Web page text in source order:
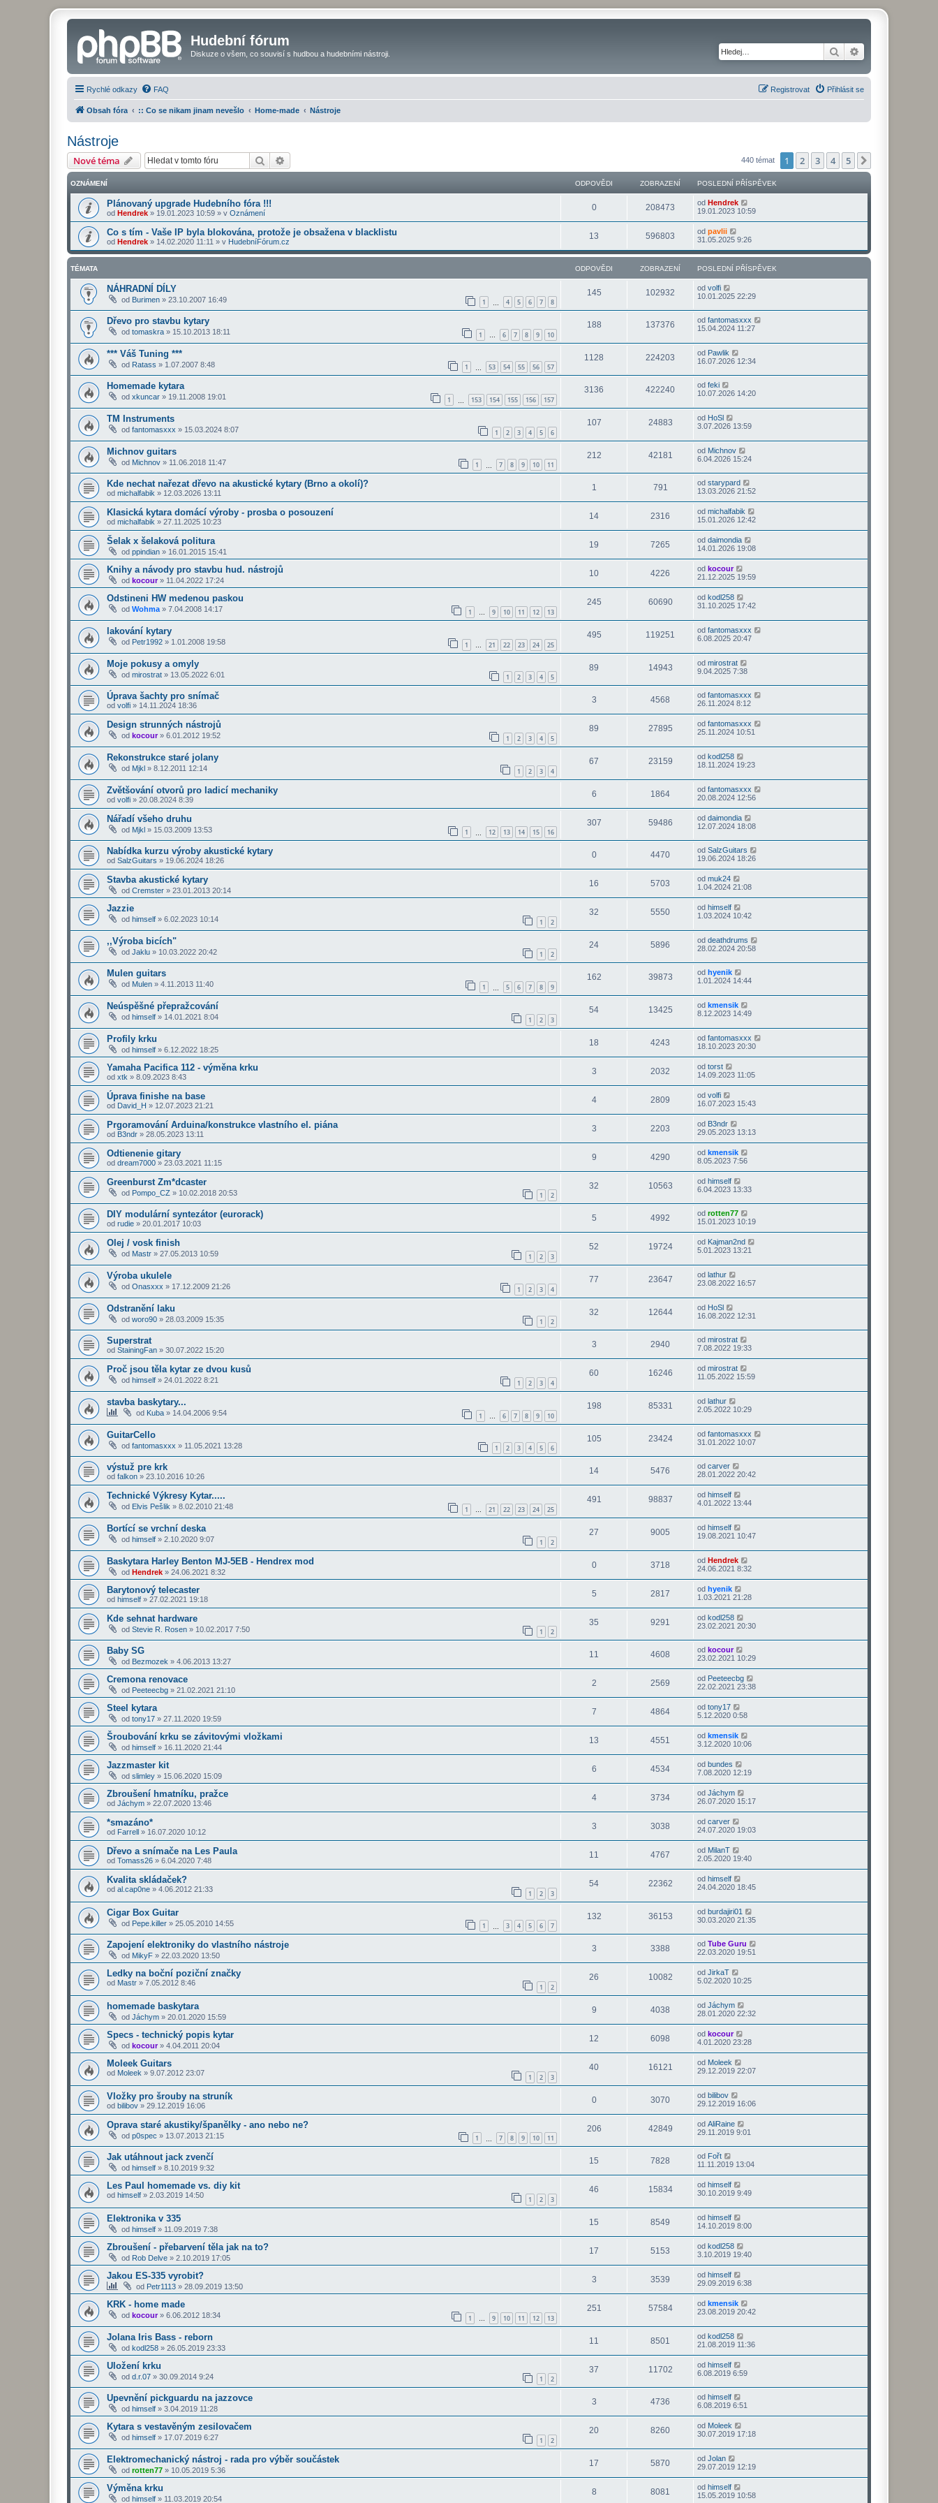
Hudební fórum
Diskuze o všem, co souvisí s hudbou a hudebními nástroji. Hledat
Rychlé odkazy FAQ Přihlásit se
Registrovat
Obsah fóra :: Co se nikam jinam nevešlo Home-made Nástroje
Nástroje
Nové téma Hledat 440 témat 1 2 3 4 5
OZNÁMENÍ ODPOVĚDI ZOBRAZENÍ POSLEDNÍ PŘÍSPĚVEK
Plánovaný upgrade Hudebního fóra !!!
od Hendrek » 19.01.2023 10:59 » v Oznámení
0 208473 od Hendrek
19.01.2023 10:59
Co s tím - Vaše IP byla blokována, protože je obsažena v blacklistu
od Hendrek » 14.02.2020 11:11 » v HudebníFórum.cz
13 596803 od pavlii
31.05.2025 9:26
TÉMATA ODPOVĚDI ZOBRAZENÍ POSLEDNÍ PŘÍSPĚVEK
NÁHRADNÍ DÍLY
od Burimen » 23.10.2007 16:49 1 4 5 6 7 8
145 102932 od volfi
10.01.2025 22:29
Dřevo pro stavbu kytary
od tomaskra » 15.10.2013 18:11 1 … 6 7 8 9 10
188 137376 od fantomasxxx
15.04.2024 11:27
*** Váš Tuning ***
od Ratass » 1.07.2007 8:48 1 53 54 55 56 57
1128 224203 od Pawlik
16.07.2026 12:34
Homemade kytara
od xkuncar » 19.11.2008 19:01 1 153 154 155 156 157
3136 422240 od feki
10.07.2026 14:20
TM Instruments
od fantomasxxx » 15.03.2024 8:07 1 2 3 4 5 6
107 24883 od HoSl
3.07.2026 13:59
Michnov guitars
od Michnov » 11.06.2018 11:47 1 7 8 9 10 11
212 42181 od Michnov
6.04.2026 15:24
Kde nechat nařezat dřevo na akustické kytary (Brno a okolí)?
od michalfabik » 12.03.2026 13:11
1 791 od starypard
13.03.2026 21:52
Klasická kytara domácí výroby - prosba o posouzení
od michalfabik » 27.11.2025 10:23
14 2316 od michalfabik
15.01.2026 12:42
Šelak x šelaková politura
od ppindian » 16.01.2015 15:41
19 7265 od daimondia
14.01.2026 19:08
Knihy a návody pro stavbu hud. nástrojů
od kocour» 11.04.2022 17:24
10 4226 od kocour
21.12.2025 19:59
Odstineni HW medenou paskou
od Wohma » 7.04.2008 14:17 1 … 9 10 11 12 13
245 60690 od kodl258
31.10.2025 17:42
lakování kytary
od Petr1992 » 1.01.2008 19:58 1 … 21 22 23 24 25
495 119251 od fantomasxxx
6.08.2025 20:47
Moje pokusy a omyly
od mirostrat » 13.05.2022 6:01 1 2 3 4 5
89 14943 od mirostrat
9.04.2025 7:38
Úprava šachty pro snímač
od volfi » 14.11.2024 18:36
3 4568 od fantomasxxx
26.11.2024 8:12
Design strunných nástrojů
od kocour» 6.01.2012 19:52 1 2 3 4 5
89 27895 od fantomasxxx
25.11.2024 10:51
Rekonstrukce staré jolany
od Mjkl » 8.12.2011 12:14 1 2 3 4
67 23159 od kodl258
18.11.2024 19:23
Zvětšování otvorů pro ladicí mechaniky
od volfi » 20.08.2024 8:39
6 1864 od fantomasxxx
20.08.2024 12:56
Nářadí všeho druhu
od Mjkl » 15.03.2009 13:53 1 12 13 14 15 16
307 59486 od daimondia
12.07.2024 18:08
Nabídka kurzu výroby akustické kytary
od SalzGuitars » 19.06.2024 18:26
0 4470 od SalzGuitars
19.06.2024 18:26
Stavba akustické kytary
od Cremster » 23.01.2013 20:14
16 5703 od muk24
1.04.2024 21:08
Jazzie
od himself » 6.02.2023 10:14 1 2
32 5550 od himself
1.03.2024 10:42
,,Výroba bicích"
od Jaklu » 10.03.2022 20:42 1 2
24 5896 od deathdrums
28.02.2024 20:58
Mulen guitars
od Mulen » 4.11.2013 11:40 1 5 6 7 8 9
162 39873 od hyenik
1.01.2024 14:44
Neúspěšné přepražcování
od himself » 14.01.2021 8:04 1 2 3
54 13425 od kmensik
8.12.2023 14:49
Profily krku
od himself » 6.12.2022 18:25
18 4243 od fantomasxxx
18.10.2023 20:30
Yamaha Pacifica 112 - výměna krku
od xtk » 8.09.2023 8:43
3 2032 od torst
14.09.2023 11:05
Úprava finishe na base
od David_H » 12.07.2023 21:21
4 2809 od volfi
16.07.2023 15:43
Prgoramování Arduina/konstrukce vlastního el. piána
od B3ndr » 28.05.2023 13:11
3 2203 od B3ndr
29.05.2023 13:13
Odtienenie gitary
od dream7000 » 23.03.2021 11:15
9 4290 od kmensik
8.05.2023 7:56
Greenburst Zm*dcaster
od Pompo_CZ » 10.02.2018 20:53 1 2
32 10563 od himself
6.04.2023 13:33
DIY modulární syntezátor (eurorack)
od rudie » 20.01.2017 10:03
5 4992 od rotten77
15.01.2023 10:19
Olej / vosk finish
od Mastr » 27.05.2013 10:59 1 2 3
52 19724 od Kajman2nd
5.01.2023 13:21
Výroba ukulele
od Onasxxx » 17.12.2009 21:26 1 2 3 4
77 23647 od lathur
23.08.2022 16:57
Odstranění laku
od woro90 » 28.03.2009 15:35 1 2
32 12644 od HoSl
16.08.2022 12:31
Superstrat
od StainingFan » 30.07.2022 15:20
3 2940 od mirostrat
7.08.2022 19:33
Proč jsou těla kytar ze dvou kusů
od himself » 24.01.2022 8:21 1 2 3 4
60 16246 od mirostrat
11.05.2022 15:59
stavba baskytary...
od Kuba » 14.04.2006 9:54 1 … 6 7 8 9 10
198 85331 od lathur
2.05.2022 10:29
GuitarCello
od fantomasxxx » 11.05.2021 13:28 1 2 3 4 5 6
105 23424 od fantomasxxx
31.01.2022 10:07
výstuž pre krk
od falkon » 23.10.2016 10:26
14 5476 od carver
28.01.2022 20:42
Technické Výkresy Kytar.....
od Elvis Pešlik » 8.02.2010 21:48 1 … 21 22 23 24 25
491 98837 od himself
4.01.2022 13:44
Bortící se vrchní deska
od himself » 2.10.2020 9:07 1 2
27 9005 od himself
19.08.2021 10:47
Baskytara Harley Benton MJ-5EB - Hendrex mod
od Hendrek » 24.06.2021 8:32
0 3718 od Hendrek
24.06.2021 8:32
Barytonový telecaster
od himself » 27.02.2021 19:18
5 2817 od hyenik
1.03.2021 21:28
Kde sehnat hardware
od Stevie R. Rosen » 10.02.2017 7:50 1 2
35 9291 od kodl258
23.02.2021 20:30
Baby SG
od Bezmozek » 4.06.2013 13:27
11 4608 od kocour
23.02.2021 10:29
Cremona renovace
od Peeteecbg » 21.02.2021 21:10
2 2569 od Peeteecbg
22.02.2021 23:38
Steel kytara
od tony17 » 27.11.2020 19:59
7 4864 od tony17
5.12.2020 0:58
Šroubování krku se závitovými vložkami
od himself » 16.11.2020 21:44
13 4551 od kmensik
3.12.2020 10:06
Jazzmaster kit
od slimley » 15.06.2020 15:09
6 4534 od bundes
7.08.2020 12:19
Zbroušení hmatníku, pražce
od Jáchym » 22.07.2020 13:46
4 3734 od Jáchym
26.07.2020 15:17
*smazáno*
od Farrell » 16.07.2020 10:12
3 3038 od carver
24.07.2020 19:03
Dřevo a snímače na Les Paula
od Tomass26 » 6.04.2020 7:48
11 4767 od MilanT
2.05.2020 19:40
Kvalita skládaček?
od al.cap0ne » 4.06.2012 21:33 1 2 3
54 22362 od himself
24.04.2020 18:45
Cigar Box Guitar
od Pepe.killer » 25.05.2010 14:55 1 3 4 5 6 7
132 36153 od burdajiri01
30.03.2020 21:35
Zapojení elektroniky do vlastního nástroje
od MikyF » 22.03.2020 13:50
3 3388 od Tube Guru
22.03.2020 19:51
Ledky na boční poziční značky
od Mastr » 7.05.2012 8:46 1 2
26 10082 od JirkaT
5.02.2020 10:25
homemade baskytara
od Jáchym » 20.01.2020 15:59
9 4038 od Jáchym
28.01.2020 22:32
Specs - technický popis kytar
od kocour» 4.04.2011 20:04
12 6098 od kocour
4.01.2020 23:28
Moleek Guitars
od Moleek » 9.07.2012 23:07 1 2 3
40 16121 od Moleek
29.12.2019 22:07
Vložky pro šrouby na struník
od bilibov » 29.12.2019 16:06
0 3070 od bilibov
29.12.2019 16:06
Oprava staré akustiky/španělky - ano nebo ne?
od p0spec » 13.07.2013 21:15 1 7 8 9 10 11
206 42849 od AliRaine
29.11.2019 9:01
Jak utáhnout jack zvenčí
od himself » 8.10.2019 9:32
15 7828 od Fořt
11.11.2019 13:04
Les Paul homemade vs. diy kit
od himself » 2.03.2019 14:50 1 2 3
46 15834 od himself
30.10.2019 9:49
Elektronika v 335
od himself » 11.09.2019 7:38
15 8549 od himself
14.10.2019 8:00
Zbroušení - přebarvení těla jak na to?
od Rob Delve » 2.10.2019 17:05
17 5153 od kodl258
3.10.2019 19:40
Jakou ES-335 vyrobit?
od Petr1113 » 28.09.2019 13:50
3 3539 od himself
29.09.2019 6:38
KRK - home made
od kocour» 6.06.2012 18:34 1 … 9 10 11 12 13
251 57584 od kmensik
23.08.2019 20:42
Jolana Iris Bass - reborn
od kodl258 » 26.05.2019 23:33
11 8501 od kodl258
21.08.2019 11:36
Uložení krku
od d.r.07 » 30.09.2014 9:24 1 2
37 11702 od himself
6.08.2019 6:59
Upevnění pickguardu na jazzovce
od himself » 3.04.2019 11:28
3 4736 od himself
6.08.2019 6:51
Kytara s vestavěným zesilovačem
od himself » 17.07.2019 6:27 1 2
20 8260 od Moleek
30.07.2019 17:18
Elektromechanický nástroj - rada pro výběr součástek
od rotten77 » 10.05.2019 5:36
17 5870 od Jolan
29.07.2019 12:19
Výměna krku
od himself » 11.03.2019 20:54
8 8081 od himself
15.05.2019 10:58